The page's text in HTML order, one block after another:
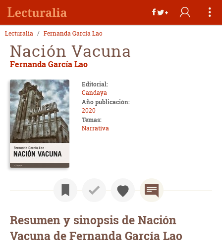
Lecturalia Fernanda García Lao
Nación Vacuna
Fernanda García Lao
Editorial:
Candaya
Año publicación:
2020
Temas:
Narrativa
Resumen y sinopsis de Nación
Vacuna de Fernanda García Lao